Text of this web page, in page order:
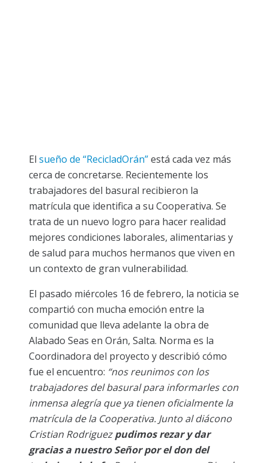
El sueño de “RecicladOrán”está cada vez más
cerca de concretarse. Recientemente los
trabajadores del basural recibieron la
matrícula que identifica a su Cooperativa. Se
trata de un nuevo logro para hacer realidad
mejores condiciones laborales, alimentarias y
de salud para muchos hermanos que viven en
un contexto de gran vulnerabilidad.
El pasado miércoles 16 de febrero, la noticia se
compartió con mucha emoción entre la
comunidad que lleva adelante la obra de
Alabado Seas en Orán, Salta. Norma es la
Coordinadora del proyecto y describió cómo
fue el encuentro: “nos reunimos con los
trabajadores del basural para informarles con
inmensa alegría que ya tienen oficialmente la
matrícula de la Cooperativa. Junto al diácono
Cristian Rodriguezpudimos rezar y dar
gracias a nuestro Señor por el don del